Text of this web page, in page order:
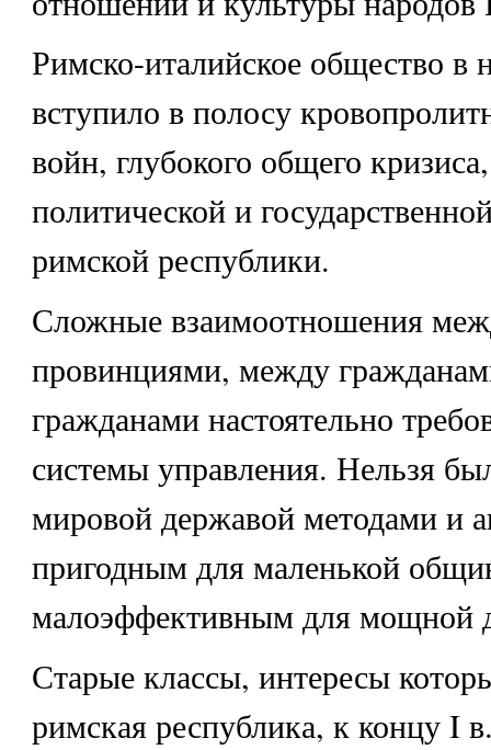
Римско-италийское общество в
вступило в полосу
войн, глубокого общего
политической и
римской республики.
Сложные взаимоотношения
провинциями, между
гражданами настоятельно
системы управления. Нельзя
мировой державой методами и
пригодным для маленькой
малоэффективным для мощной
Старые классы, интересы
римская республика, к концу I